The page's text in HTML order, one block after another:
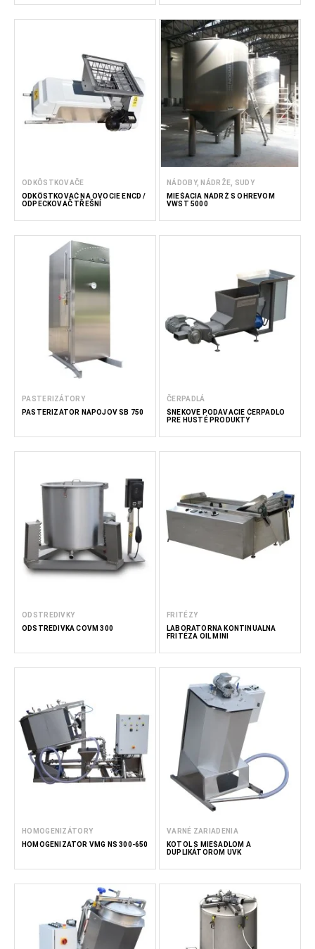
ODKÔSTKOVAČE
ODKÔSTKOVAČ NA OVOCIE ENCD /
ODPECKOVAČ TŘEŠNÍ
NÁDOBY, NÁDRŽE, SUDY
MIEŠACIA NÁDRŽ S OHREVOM
VWST 5000
PASTERIZÁTORY
PASTERIZÁTOR NÁPOJOV SB 750
ČERPADLÁ
ŠNEKOVÉ PODÁVACIE ČERPADLO
PRE HUSTÉ PRODUKTY
ODSTREDIVKY
ODSTREDIVKA COVM 300
FRITÉZY
LABORATÓRNA KONTINUÁLNA
FRITÉZA OIL MINI
HOMOGENIZÁTORY
HOMOGENIZÁTOR VMG NS 300-650
VARNÉ ZARIADENIA
KOTOL S MIEŠADLOM A
DUPLIKÁTOROM UVK